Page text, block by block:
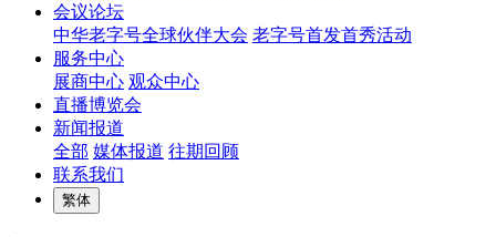
会议论坛
中华老字号全球伙伴大会 老字号首发首秀活动
服务中心
展商中心 观众中心
直播博览会
新闻报道
全部 媒体报道 往期回顾
联系我们
繁体